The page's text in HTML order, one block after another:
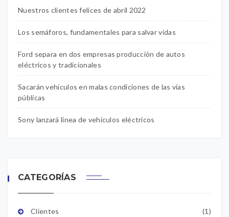
Nuestros clientes felices de abril 2022
Los semáforos, fundamentales para salvar vidas
Ford separa en dos empresas producción de autos
eléctricos y tradicionales
Sacarán vehículos en malas condiciones de las vías
públicas
Sony lanzará línea de vehículos eléctricos
CATEGORÍAS
Clientes (1)